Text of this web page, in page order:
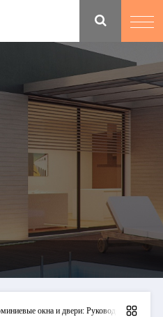
окна и двери: Руководства